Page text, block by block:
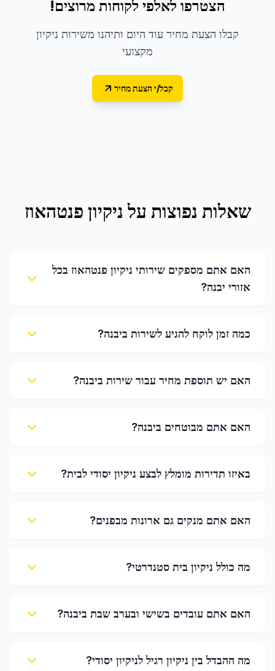
הצטרפו לאלפי לקוחות מרוצים!
קבלו הצעת מחיר עוד היום ותיהנו משירות ניקיון
מקצועי
קבל/י הצעת מחיר
שאלות נפוצות על ניקיון פנטהאוז
האם אתם מספקים שירותי ניקיון פנטהאוז בכל
אזורי יבנה?
כמה זמן לוקח להגיע לשירות ביבנה?
האם יש תוספת מחיר עבור שירות ביבנה?
האם אתם מבוטחים ביבנה?
באיזו תדירות מומלץ לבצע ניקיון יסודי לבית?
האם אתם מנקים גם ארונות מבפנים?
מה כולל ניקיון בית סטנדרטי?
האם אתם עובדים בשישי ובערב שבת ביבנה?
מה ההבדל בין ניקיון רגיל לניקיון יסודי?